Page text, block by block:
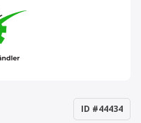
ID #44434